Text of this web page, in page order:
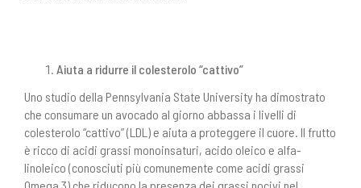
Aiuta a ridurre il colesterolo “cattivo”
Uno studio della Pennsylvania State University ha dimostrato
che consumare un avocado al giorno abbassa i livelli di
colesterolo “cattivo” (LDL) e aiuta a proteggere il cuore. Il frutto
è ricco di acidi grassi monoinsaturi, acido oleico e alfa-
linoleico (conosciuti più comunemente come acidi grassi